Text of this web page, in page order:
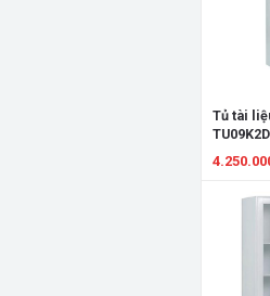
Tủ tài
TU09K2D
Xem